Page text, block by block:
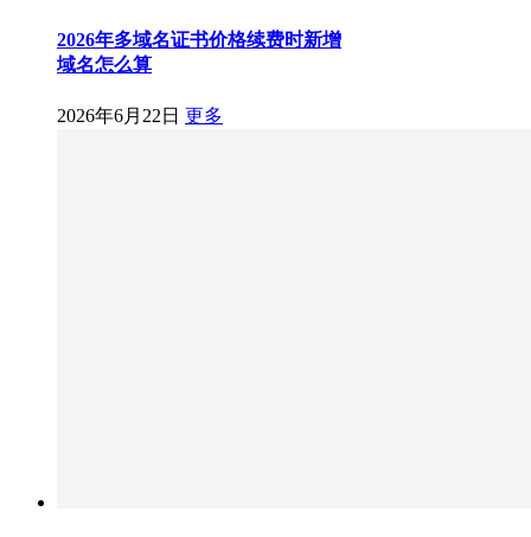
2026年多域名证书价格续费时新增
域名怎么算
2026年6月22日 更多